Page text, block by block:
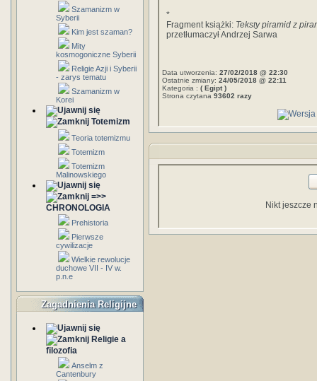
Szamanizm w
Syberii
Kim jest szaman?
Mity
kosmogoniczne Syberii
Religie Azji i Syberii
- zarys tematu
Szamanizm w
Korei
Totemizm
Teoria totemizmu
Totemizm
Totemizm
Malinowskiego
=>>
CHRONOLOGIA
Prehistoria
Pierwsze
cywilizacje
Wielkie rewolucje
duchowe VII - IV w.
p.n.e
Zagadnienia Religijne
Religie a
filozofia
Anselm z
Cantenbury
*
Fragment książki: Teksty piramid z
przetłumaczył Andrzej Sarwa
Data utworzenia: 27/02/2018 @ 22:30
Ostatnie zmiany: 24/05/2018 @ 22:11
Kategoria : ( Egipt )
Strona czytana 93602 razy
Nikt jeszcze